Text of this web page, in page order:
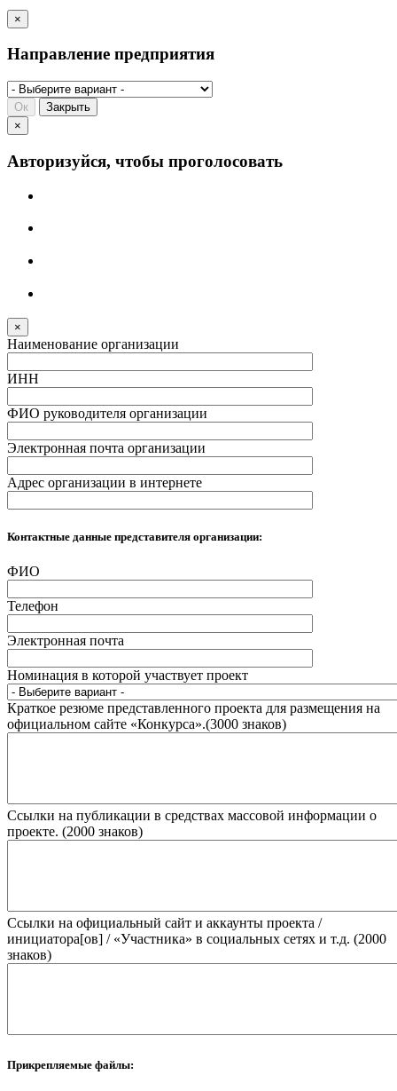
×
Направление предприятия
Ок
Закрыть
×
Авторизуйся, чтобы проголосовать
×
Наименование организации
ИНН
ФИО руководителя организации
Электронная почта организации
Адрес организации в интернете
Контактные данные представителя организации:
ФИО
Телефон
Электронная почта
Номинация в которой участвует проект
Краткое резюме представленного проекта для размещения на
официальном сайте «Конкурса».(3000 знаков)
Ссылки на публикации в средствах массовой информации о
проекте. (2000 знаков)
Ссылки на официальный сайт и аккаунты проекта /
инициатора[ов] / «Участника» в социальных сетях и т.д. (2000
знаков)
Прикрепляемые файлы: